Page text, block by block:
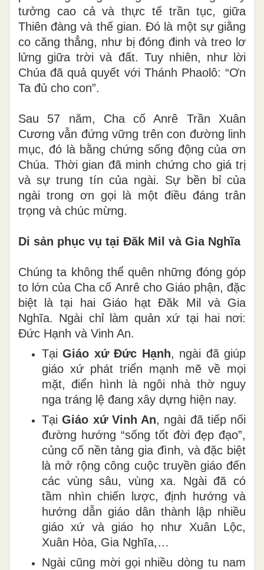
tưởng cao cả và thực tế trần tục, giữa
Thiên đàng và thế gian. Đó là một sự giằng
co căng thẳng, như bị đóng đinh và treo lơ
lửng giữa trời và đất. Tuy nhiên, như lời
Chúa đã quả quyết với Thánh Phaolô: “Ơn
Ta đủ cho con”.
Sau 57 năm, Cha cố Anrê Trần Xuân
Cương vẫn đứng vững trên con đường linh
mục, đó là bằng chứng sống động của ơn
Chúa. Thời gian đã minh chứng cho giá trị
và sự trung tín của ngài. Sự bền bỉ của
ngài trong ơn gọi là một điều đáng trân
trọng và chúc mừng.
Di sản phục vụ tại Đăk Mil và Gia Nghĩa
Chúng ta không thể quên những đóng góp
to lớn của Cha cố Anrê cho Giáo phận, đặc
biệt là tại hai Giáo hạt Đăk Mil và Gia
Nghĩa. Ngài chỉ làm quản xứ tại hai nơi:
Đức Hạnh và Vinh An.
TạiGiáo xứ Đức Hạnh, ngài đã giúp
giáo xứ phát triển mạnh mẽ về mọi
mặt, điển hình là ngôi nhà thờ nguy
nga tráng lệ đang xây dựng hiện nay.
TạiGiáo xứ Vinh An, ngài đã tiếp nối
đường hướng “sống tốt đời đẹp đạo”,
củng cố nền tảng gia đình, và đặc biệt
là mở rộng công cuộc truyền giáo đến
các vùng sâu, vùng xa. Ngài đã có
tầm nhìn chiến lược, định hướng và
hướng dẫn giáo dân thành lập nhiều
giáo xứ và giáo họ như Xuân Lộc,
Xuân Hòa, Gia Nghĩa,…
Ngài cũng mời gọi nhiều dòng tu nam